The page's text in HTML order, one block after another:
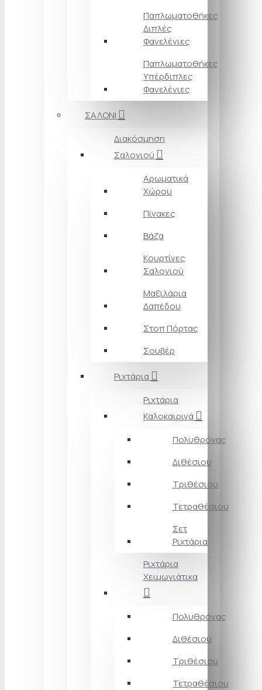
Παπλωματοθήκες
Διπλές
Φανελένιες
Παπλωματοθήκες
Υπέρδιπλες
Φανελένιες
ΣΑΛΟΝΙ
Διακόσμηση
Σαλονιού
Αρωματικά
Χώρου
Πίνακες
Βάζα
Κουρτίνες
Σαλονιού
Μαξιλάρια
Δαπέδου
Στοπ Πόρτας
Σουβέρ
Ριχτάρια
Ριχτάρια
Καλοκαιρινά
Πολυθρόνας
Διθέσιου
Τριθέσιου
Τετραθέσιου
Σετ
Ριχτάρια
Ριχτάρια
Χειμωνιάτικα
Πολυθρόνας
Διθέσιου
Τριθέσιου
Τετραθέσιου